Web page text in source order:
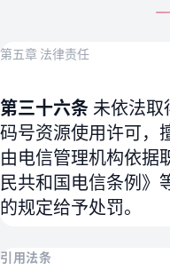
第五章 法律责任
第三十六条 未依法
码号资源使用许可，
由电信管理机构依据
民共和国电信条例》
的规定给予处罚。
引用法条